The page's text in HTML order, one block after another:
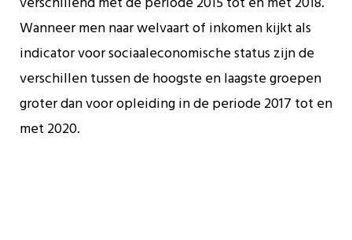
Wanneer men naar welvaart of inkomen kijkt als
indicator voor sociaaleconomische status zijn de
verschillen tussen de hoogste en laagste groepen
groter dan voor opleiding in de periode 2017 tot en
met 2020.